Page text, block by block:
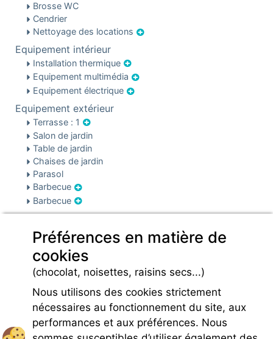
Brosse WC
Cendrier
Nettoyage des locations
Equipement intérieur
Installation thermique
Equipement multimédia
Equipement électrique
Equipement extérieur
Terrasse : 1
Salon de jardin
Table de jardin
Chaises de jardin
Parasol
Barbecue
Barbecue
Sécurité
Parking
Infos pré et post réservation
Caution locative
Préférences en matière de
cookies
(chocolat, noisettes, raisins secs...)
Nous utilisons des cookies strictement
nécessaires au fonctionnement du site, aux
performances et aux préférences. Nous